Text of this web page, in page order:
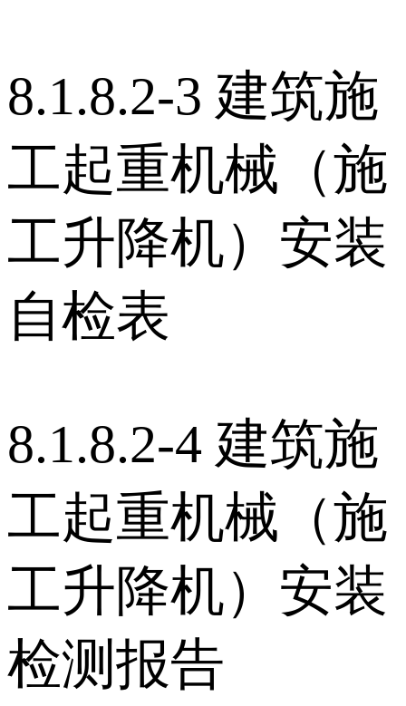
8.1.8.2-3 建筑施
工起重机械（施
工升降机）安装
自检表
8.1.8.2-4 建筑施
工起重机械（施
工升降机）安装
检测报告